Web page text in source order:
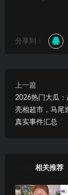
分享到：
上一篇
2026热门大瓜：
亮相超市，马尾
真实事件汇总
相关推荐